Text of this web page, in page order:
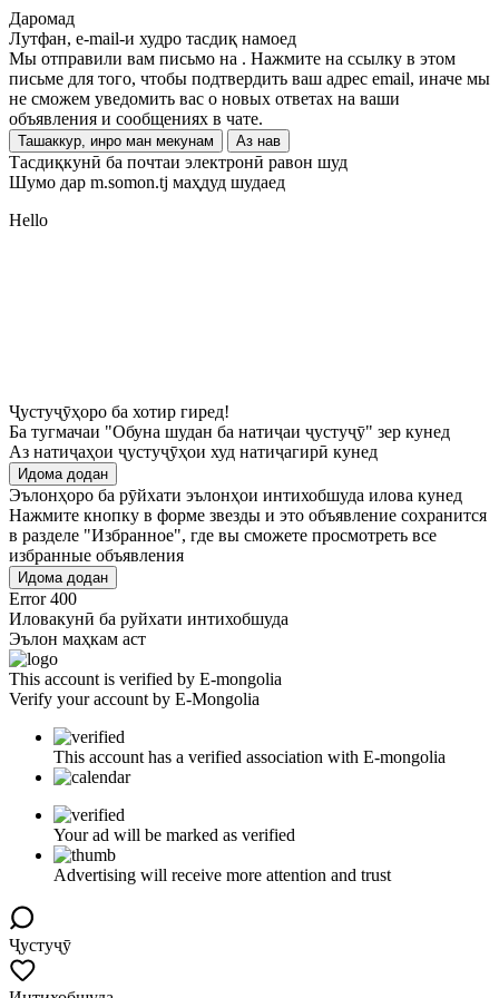
Даромад
Лутфан, e-mail-и худро тасдиқ намоед
Мы отправили вам письмо на . Нажмите на ссылку в этом
письме для того, чтобы подтвердить ваш адрес email, иначе мы
не сможем уведомить вас о новых ответах на ваши
объявления и сообщениях в чате.
Ташаккур, инро ман мекунам Аз нав
Тасдиқкунӣ ба почтаи электронӣ равон шуд
Шумо дар m.somon.tj маҳдуд шудаед
Hello
Ҷустуҷӯҳоро ба хотир гиред!
Ба тугмачаи "Обуна шудан ба натиҷаи ҷустуҷӯ" зер кунед
Аз натиҷаҳои ҷустуҷӯҳои худ натиҷагирӣ кунед
Идома додан
Эълонҳоро ба рӯйхати эълонҳои интихобшуда илова кунед
Нажмите кнопку в форме звезды и это объявление сохранится
в разделе "Избранное", где вы сможете просмотреть все
избранные объявления
Идома додан
Error 400
Иловакунӣ ба руйхати интихобшуда
Эълон маҳкам аст
This account is verified by E-mongolia
Verify your account by E-Mongolia
This account has a verified association with E-mongolia
Your ad will be marked as verified
Advertising will receive more attention and trust
Ҷустуҷӯ